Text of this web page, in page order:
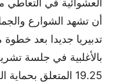
أن تشهد الشوارع
تدبيريا جديدا بعد
بالأغلبية في جلسة
19.25 المتعلق